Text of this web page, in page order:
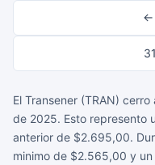
←
El Transener (TRAN)
de 2025. Esto represento
anterior de $2.695,00.
minimo de $2.565,00 y